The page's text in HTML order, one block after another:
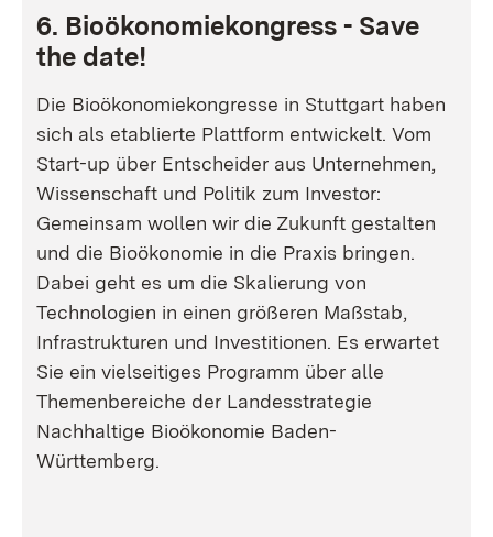
6. Bioökonomiekongress - Save
the date!
Die Bioökonomiekongresse in Stuttgart haben
sich als etablierte Plattform entwickelt. Vom
Start-up über Entscheider aus Unternehmen,
Wissenschaft und Politik zum Investor:
Gemeinsam wollen wir die Zukunft gestalten
und die Bioökonomie in die Praxis bringen.
Dabei geht es um die Skalierung von
Technologien in einen größeren Maßstab,
Infrastrukturen und Investitionen. Es erwartet
Sie ein vielseitiges Programm über alle
Themenbereiche der Landesstrategie
Nachhaltige Bioökonomie Baden-
Württemberg.